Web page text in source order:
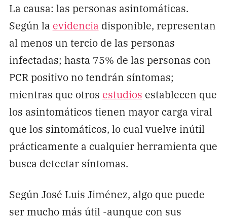
La causa: las personas asintomáticas.
Según la evidencia disponible, representan
al menos un tercio de las personas
infectadas; hasta 75% de las personas con
PCR positivo no tendrán síntomas;
mientras que otros estudios establecen que
los asintomáticos tienen mayor carga viral
que los sintomáticos, lo cual vuelve inútil
prácticamente a cualquier herramienta que
busca detectar síntomas.
Según José Luis Jiménez, algo que puede
ser mucho más útil -aunque con sus